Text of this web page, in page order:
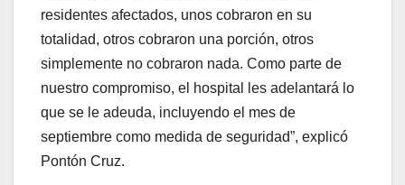
residentes afectados, unos cobraron en su
totalidad, otros cobraron una porción, otros
simplemente no cobraron nada. Como parte de
nuestro compromiso, el hospital les adelantará lo
que se le adeuda, incluyendo el mes de
septiembre como medida de seguridad”, explicó
Pontón Cruz.